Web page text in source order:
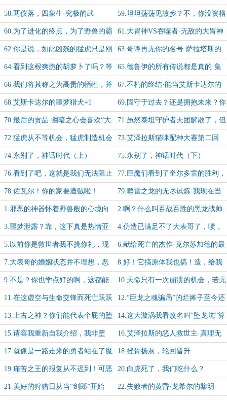
好了遗书并准备放手一搏 出祝福烤架的笑容
58.两仪落，四象生·究极的武
（shu）艺（zhi）才是为王的根基
59.坦坦荡荡见故乡？不，你没资格
了-为“霍整挺好”兄弟加更【1/5】
60.为了进化的终点，为了野兽的霸
念，为了猎者的荣光，为了守护的誓
言
61.大胃神VS吞噬者·无敌的大胃神
倒下了！无敌的大胃神又站起来了！
62.你是说，如此凶残的猛虎只是刚
刚走出新手村？-加更【4/5】
63.哥谭再无你的名号·萨拉塔斯的
最后一博-加更【5/5】
64.看到这根爽脆的胡萝卜了吗？等
本座吃完它就弄死你！
65.德鲁伊的所有传说都是真的·集
齐十二符咒然后许愿，就能拯救世
界！
66.我们将其称之为高贵的牺牲，并
许你以牺牲的意义
67.不朽的终结·能当艾斯卡达尔的
狗就是我辈最大的荣幸啊！
68.艾斯卡达尔的噩梦猎犬+1 69.固守于过去？还是拥抱未来？你
必须做出选择！
70.最后的贡品·幽暗之心会喜欢“大
表哥快乐剑”的绰号吗？
71.虽然泰坦守护者天团解散了，但
往好处想想，“星海远征队”成立了呀
72.猛虎从不等机会，猛虎制造机会 73.艾泽拉斯猫咪配种大赛第二回
合，寒冬女王扳回一分
74.永别了，神话时代（上） 75.永别了，神话时代（下）
76.看到了吧，这就是我们无法阻止
凶残白虎的下场！
77.巨魔们看到了奎尔多雷的胜利，
他们打算效仿前人
78.佐瓦尔！你的家要遭贼啦！ 79.噬雷之龙的无尽试炼·我现在当
个好人还来得及吗？
1.邪恶的神器怀着野兽般的心境向
白虎卡卡发动了苦迭塔！
2.啊？什么叫百战百胜的黑龙战帅
搞出了臭罐头？！
3.噩梦泄露？靠，这下真是热情亚
楠欢迎您了，外乡人
4.仿造已满足不了大表哥了，啧，
什么叫“老牌生物学家”的匠心啊
5.以前你是救世者我不挑你礼，现
在你要灭世，那你该叫我什么？
6.献给死亡的杰作·克尔苏加德的最
终答卷
7.大表哥的婚姻状态并不理想，恶
毒前妻准备狠狠爆它金币
8.好！它搞原体我也搞！造，给我
狠狠的造！
9.不是？你也学点好的啊，这都能
大拜寿的吗？
10.天命只有一次崩溃的机会，若无
法从统御中击溃它，就让暗影国度燃
烧吧
11.在这虚空与生命交锋而死亡跃跃
欲试的时刻，邪能也不甘寂寞
12.“巨龙之魂骗局”的烂摊子至今还
在让大表哥疑神疑鬼
13.上古之神？你们能代表个屁的堕
落！虚空需要更高级的启蒙！
14.这大漩涡我看改名叫“坠龙坑”算
了，注定有个大表哥要葬身于此
15.请容我重新自我介绍，我非堕
落，亦非毁灭，我乃混乱本尊
16.艾泽拉斯的恶人救世主·真理无
垠，混乱永生
17.就像是一路走来的勇者站在了魔
王面前，大表哥也得到了自幽灵虎的
肯定
18.挫骨扬灰，轮回晋升
19.痛苦之王的报复从不迟到！可恶
的贼偷，给爷死！
20.白虎死了，我们吃什么？
21.美好的狩猎日从当“剑郎”开始 22.失败者的黄昏·龙希尔的黎明